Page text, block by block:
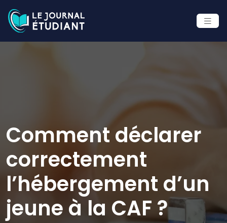
Comment déclarer
correctement
l’hébergement d’un
jeune à la CAF ?